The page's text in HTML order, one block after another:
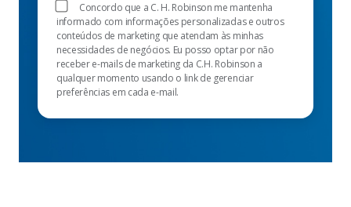
Concordo que a C. H. Robinson me mantenha
informado com informações personalizadas e outros
conteúdos de marketing que atendam às minhas
necessidades de negócios. Eu posso optar por não
receber e-mails de marketing da C.H. Robinson a
qualquer momento usando o link de gerenciar
preferências em cada e-mail.